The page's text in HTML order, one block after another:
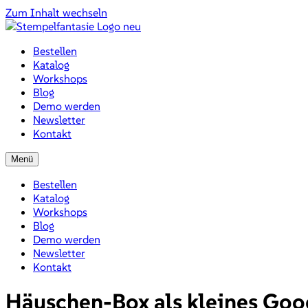
Zum Inhalt wechseln
Bestellen
Katalog
Workshops
Blog
Demo werden
Newsletter
Kontakt
Menü
Bestellen
Katalog
Workshops
Blog
Demo werden
Newsletter
Kontakt
Häuschen-Box als kleines